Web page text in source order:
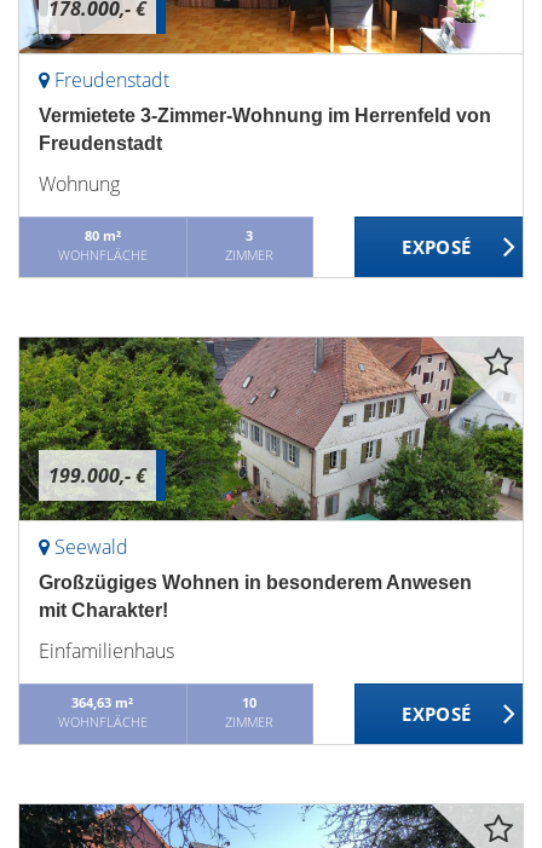
178.000,- €
Freudenstadt
Vermietete 3-Zimmer-Wohnung im Herrenfeld von
Freudenstadt
Wohnung
80 m²
WOHNFLÄCHE
3
ZIMMER
199.000,- €
Seewald
Großzügiges Wohnen in besonderem Anwesen
mit Charakter!
Einfamilienhaus
364,63 m²
WOHNFLÄCHE
10
ZIMMER